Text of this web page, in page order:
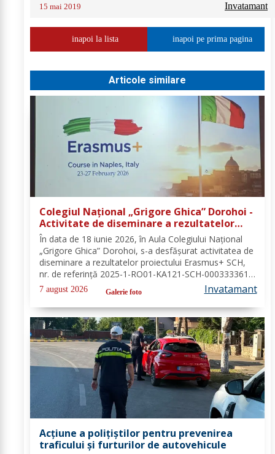
15 mai 2019 Invatamant
inapoi la lista inapoi pe prima pagina
Articole similare
Colegiul Național „Grigore Ghica” Dorohoi -
Activitate de diseminare a rezultatelor
proiectului Erasmus+ SCH, 2025-1-RO01-
KA121-SCH-000333361
În data de 18 iunie 2026, în Aula Colegiului Național
„Grigore Ghica” Dorohoi, s-a desfășurat activitatea de
diseminare a rezultatelor proiectului Erasmus+ SCH,
nr. de referință 2025-1-RO01-KA121-SCH-000333361,
organizată de contabilul-șef, doamna Hrab Cristina, și
secretarul unității, doamna Alexa...
7 august 2026 Galerie foto Invatamant
Acțiune a polițiștilor pentru prevenirea
traficului și furturilor de autovehicule